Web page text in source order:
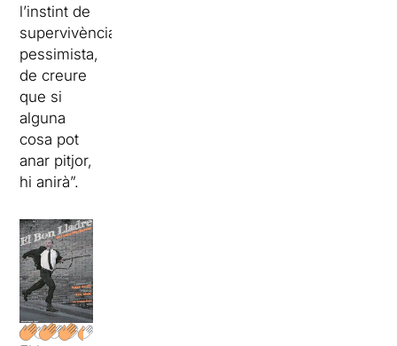
l’instint de
supervivència
pessimista,
de creure
que si
alguna
cosa pot
anar pitjor,
hi anirà”.